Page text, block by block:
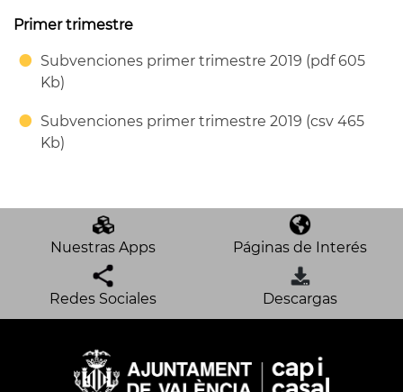
Primer trimestre
Subvenciones primer trimestre 2019 (pdf 605
Kb)
Subvenciones primer trimestre 2019 (csv 465
Kb)
Nuestras Apps Páginas de Interés
Redes Sociales Descargas